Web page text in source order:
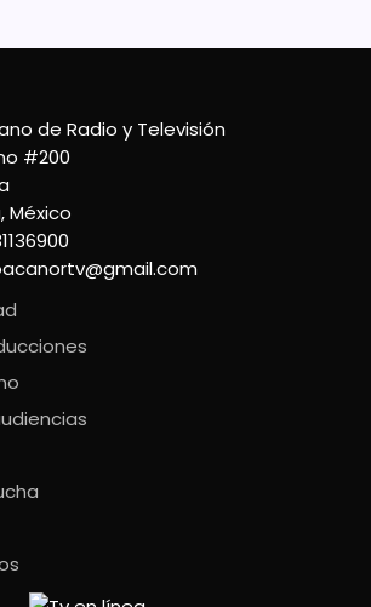
de Radio y Televisión
#200
México